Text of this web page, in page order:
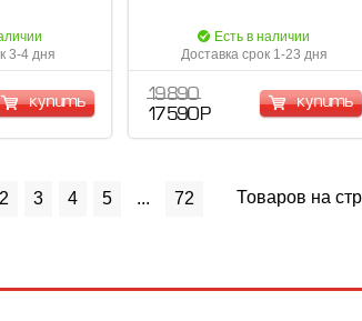
3-4 дня
купить
Есть в наличии
Доставка срок 1-23 дня
19 890
17 590 Р
купить
2 3 4 5 ... 72 Товаров на